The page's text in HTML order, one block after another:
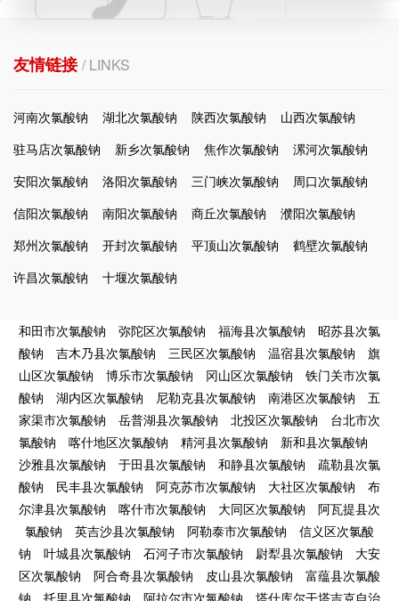
友情链接/ LINKS
河南次氯酸钠 湖北次氯酸钠 陕西次氯酸钠
山西次氯酸钠
驻马店次氯酸钠
新乡次氯酸钠 焦作次氯酸钠
漯河次氯酸钠
安阳次氯酸钠
洛阳次氯酸钠 三门峡次氯酸钠
周口次氯酸钠
信阳次氯酸钠
南阳次氯酸钠 商丘次氯酸钠
濮阳次氯酸钠
郑州次氯酸钠
开封次氯酸钠 平顶山次氯酸钠
鹤壁次氯酸钠
许昌次氯酸钠
十堰次氯酸钠
和田市次氯酸钠 弥陀区次氯酸钠 福海县次氯酸钠
昭苏县次氯
酸钠
吉木乃县次氯酸钠 三民区次氯酸钠 温宿县次氯酸钠
旗
山区次氯酸钠
博乐市次氯酸钠 冈山区次氯酸钠
铁门关市次氯
酸钠
湖内区次氯酸钠 尼勒克县次氯酸钠 南港区次氯酸钠
五
家渠市次氯酸钠
岳普湖县次氯酸钠 北投区次氯酸钠
台北市次
氯酸钠
喀什地区次氯酸钠 精河县次氯酸钠
新和县次氯酸钠
沙雅县次氯酸钠
于田县次氯酸钠 和静县次氯酸钠
疏勒县次氯
酸钠
民丰县次氯酸钠 阿克苏市次氯酸钠 大社区次氯酸钠
布
尔津县次氯酸钠
喀什市次氯酸钠 大同区次氯酸钠
阿瓦提县次
氯酸钠
英吉沙县次氯酸钠 阿勒泰市次氯酸钠
信义区次氯酸
钠
叶城县次氯酸钠 石河子市次氯酸钠 尉犁县次氯酸钠
大安
区次氯酸钠
阿合奇县次氯酸钠 皮山县次氯酸钠
富蕴县次氯酸
钠
托里县次氯酸钠 阿拉尔市次氯酸钠 塔什库尔干塔吉克自治